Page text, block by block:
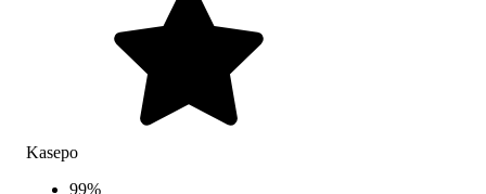
Kasepo
99%